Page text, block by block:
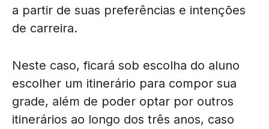
a partir de suas preferências e intenções
de carreira.
Neste caso, ficará sob escolha do aluno
escolher um itinerário para compor sua
grade, além de poder optar por outros
itinerários ao longo dos três anos, caso